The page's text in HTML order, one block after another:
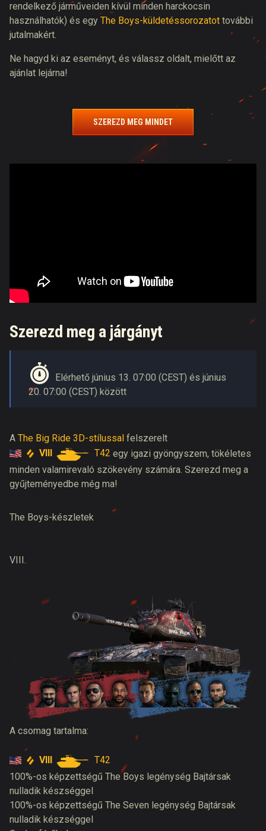
rendelkező járműveiden kívül minden harckocsin
használhatók) és egy The Boys-küldetéssorozatot további
jutalmakért.
Ne hagyd ki az eseményt, és válassz oldalt, mielőtt az
ajánlat lejárna!
SZEREZD MEG MINDET
Szerezd meg a járgányt
Elérhető június 13. 07:00 (CEST) és június
20. 07:00 (CEST) között
A The Big Ride 3D-stílussal felszerelt
VIII
T42 egy igazi gyöngyszem, tökéletes
minden valamirevaló szökevény számára. Szerezd meg a
gyűjteményedbe még ma!
The Boys-készletek
VIII.
A csomag tartalma:
VIII
T42
100%-os képzettségű The Boys legénység Bajtársak
nulladik készséggel
100%-os képzettségű The Seven legénység Bajtársak
nulladik készséggel